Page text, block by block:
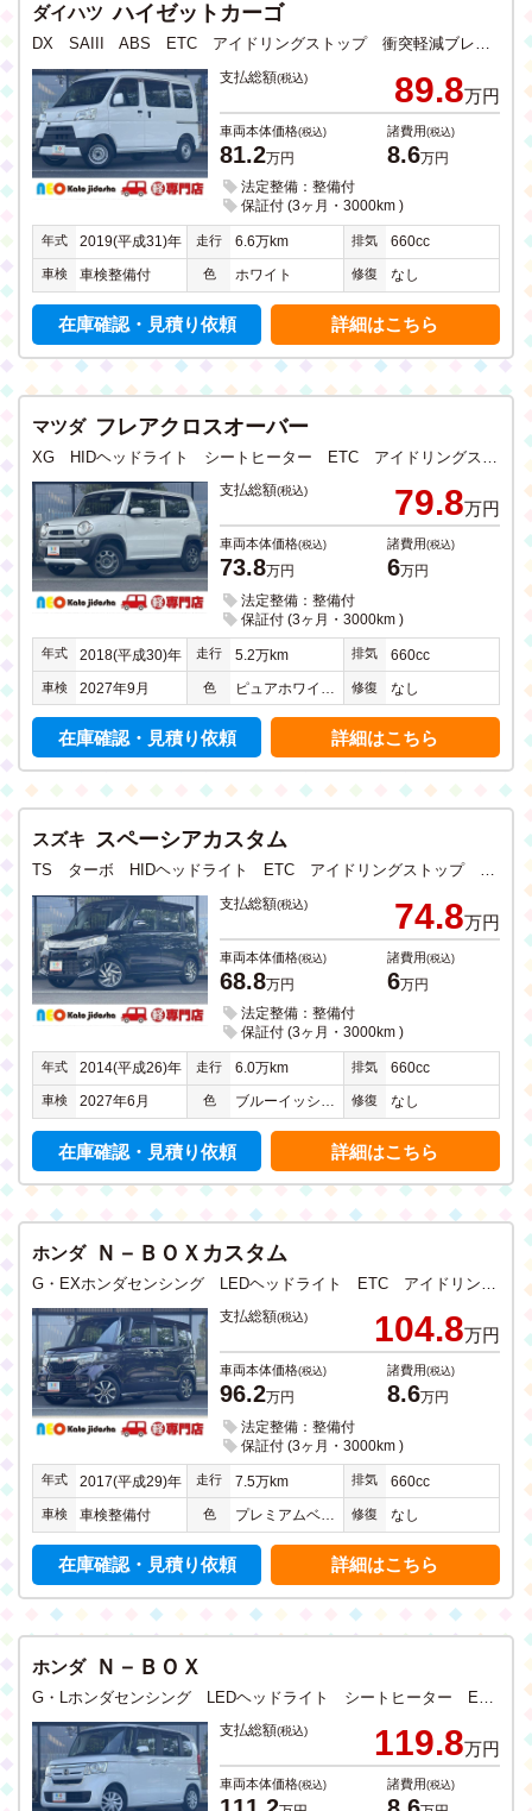
ダイハツ ハイゼットカーゴ
DX SAIII ABS ETC アイドリングストップ 衝突軽減ブレーキ 車線逸脱警報装置 キーレス 純正ラジオ 両側スライドドア
支払総額(税込) 89.8万円
車両本体価格(税込)
81.2万円
諸費用(税込)
8.6万円
法定整備：整備付
保証付 (3ヶ月・3000km )
年式 2019(平成31)年 走行 6.6万km 排気 660cc
車検 車検整備付 色 ホワイト 修復 なし
在庫確認・見積り依頼 詳細はこちら
マツダ フレアクロスオーバー
支払総額(税込) 79.8万円
車両本体価格(税込)
73.8万円
諸費用(税込)
6万円
法定整備：整備付
保証付 (3ヶ月・3000km )
年式 2018(平成30)年 走行 5.2万km 排気 660cc
車検 2027年9月 色 ピュアホワイトパール 修復 なし
在庫確認・見積り依頼 詳細はこちら
スズキ スペーシアカスタム
TS ターボ HIDヘッドライト ETC アイドリングストップ 衝突軽減ブレーキ 純正アルミホイール CD DVD フルセグTV メモリーナビ Bluetooth 両側電動スライドドア 禁煙
支払総額(税込) 74.8万円
車両本体価格(税込)
68.8万円
諸費用(税込)
6万円
法定整備：整備付
保証付 (3ヶ月・3000km )
年式 2014(平成26)年 走行 6.0万km 排気 660cc
車検 2027年6月 色 ブルーイッシュブラックパール３ 修復 なし
在庫確認・見積り依頼 詳細はこちら
ホンダ Ｎ－ＢＯＸカスタム
G・EXホンダセンシング LEDヘッドライト ETC アイドリングストップ 衝突軽減ブレーキ ドライブレコーダー CD DVD TV ナビ Bluetooth USB入力 バックカメラ ステアリングリモコン 電動スライドドア
支払総額(税込) 104.8万円
車両本体価格(税込)
96.2万円
諸費用(税込)
8.6万円
法定整備：整備付
保証付 (3ヶ月・3000km )
年式 2017(平成29)年 走行 7.5万km 排気 660cc
車検 車検整備付 色 プレミアムベルベットパープルパールＩＩ 修復 なし
在庫確認・見積り依頼 詳細はこちら
ホンダ Ｎ－ＢＯＸ
支払総額(税込) 119.8万円
車両本体価格(税込) 諸費用(税込)